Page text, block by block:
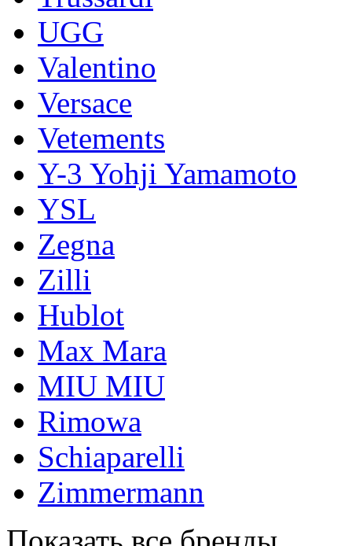
UGG
Valentino
Versace
Vetements
Y-3 Yohji Yamamoto
YSL
Zegna
Zilli
Hublot
Max Mara
MIU MIU
Rimowa
Schiaparelli
Zimmermann